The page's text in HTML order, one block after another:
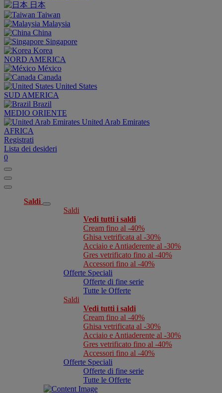
日本
Taiwan
Malaysia
China
Singapore
Korea
NORD AMERICA
México
Canada
United States
SUD AMERICA
Brazil
MEDIO ORIENTE
United Arab Emirates
AFRICA
Registrati
Lista dei desideri
0
Saldi
Saldi
Vedi tutti i saldi
Cream fino al -40%
Ghisa vetrificata al -30%
Acciaio e Antiaderente al -30%
Gres vetrificato fino al -40%
Accessori fino al -40%
Offerte Speciali
Offerte di fine serie
Tutte le Offerte
Saldi
Vedi tutti i saldi
Cream fino al -40%
Ghisa vetrificata al -30%
Acciaio e Antiaderente al -30%
Gres vetrificato fino al -40%
Accessori fino al -40%
Offerte Speciali
Offerte di fine serie
Tutte le Offerte